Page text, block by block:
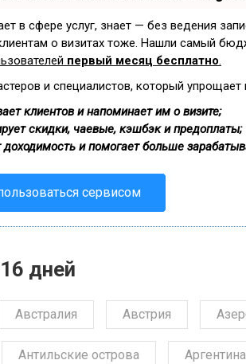
в сфере услуг, знает — без ведения
о визитах тоже. Нашли самый
первый месяц бесплатно.
и специалистов, который упрощает
клиентов и напоминает им о визите;
скидки, чаевые, кэшбэк и предоплаты;
доходимость и помогает больше
сервисом
дней
Австралия Австрия
Антильские острова Аргентина